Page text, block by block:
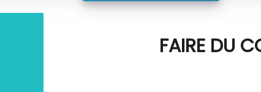
FAIRE DU